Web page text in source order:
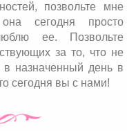
позвольте мне
сегодня просто
ее. Позвольте
за то, что не
назначенный день в
сегодня вы с нами!